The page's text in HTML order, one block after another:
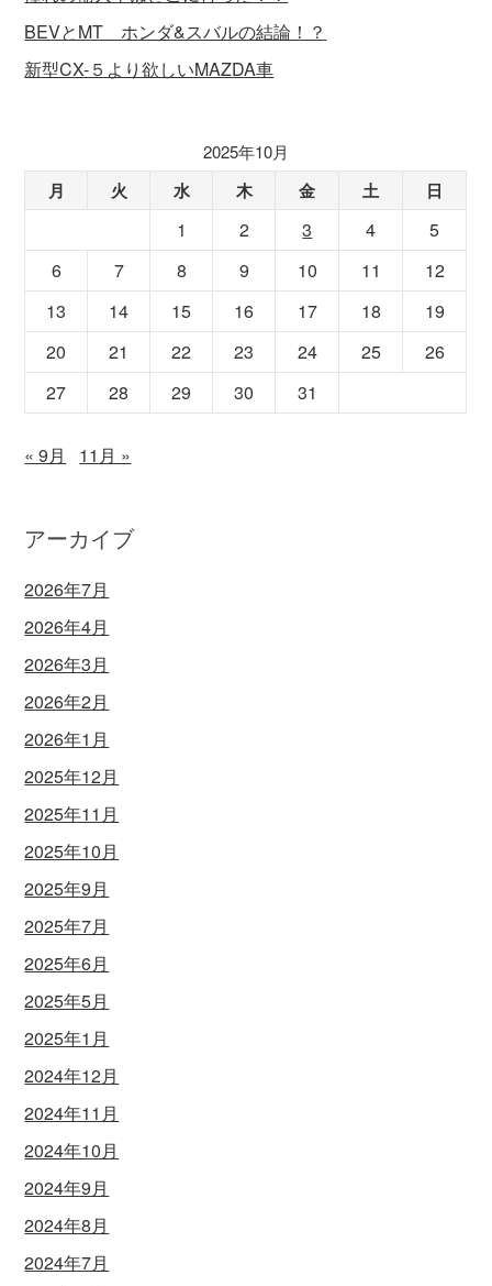
BEVとMT ホンダ&スバルの結論！？
新型CX-５より欲しいMAZDA車
2025年10月
月 火 水 木 金 土 日
1 2 3 4
5
6
7 8 9 10 11
12
13
14 15 16 17 18
19
20
21 22 23 24 25
26
27
28 29 30 31
« 9月 11月 »
アーカイブ
2026年7月
2026年4月
2026年3月
2026年2月
2026年1月
2025年12月
2025年11月
2025年10月
2025年9月
2025年7月
2025年6月
2025年5月
2025年1月
2024年12月
2024年11月
2024年10月
2024年9月
2024年8月
2024年7月